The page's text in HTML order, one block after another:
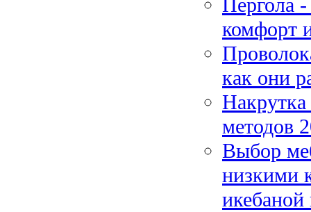
комфорт
как они
методов
Выбор
низкими
икебаной